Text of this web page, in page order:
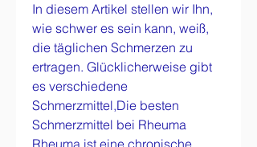
In diesem Artikel stellen wir Ihn,
wie schwer es sein kann, weiß,
die täglichen Schmerzen zu
ertragen. Glücklicherweise gibt
es verschiedene
Schmerzmittel,Die besten
Schmerzmittel bei Rheuma